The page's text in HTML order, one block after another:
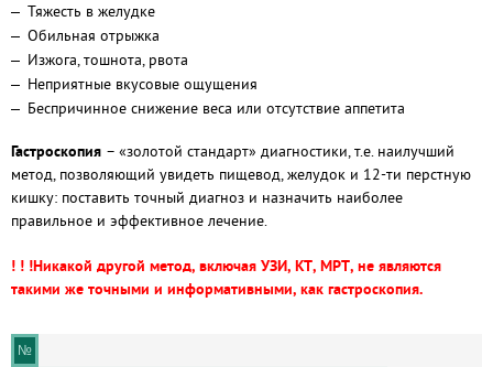
Тяжесть в желудке
Обильная отрыжка
Изжога, тошнота, рвота
Неприятные вкусовые ощущения
Беспричинное снижение веса или отсутствие аппетита
Гастроскопия – «золотой стандарт» диагностики, т.е. наилучший
метод, позволяющий увидеть пищевод, желудок и 12-ти перстную
кишку: поставить точный диагноз и назначить наиболее
правильное и эффективное лечение.
! ! !Никакой другой метод, включая УЗИ, КТ, МРТ, не являются
такими же точными и информативными, как гастроскопия.
№